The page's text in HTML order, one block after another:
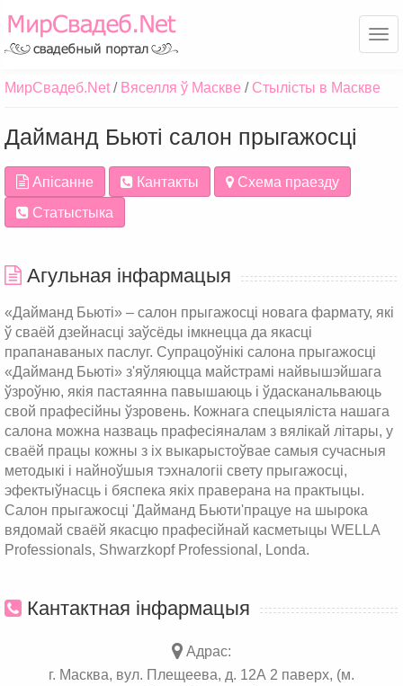
МирСвадеб.Net Вяселля ў Маскве Стылісты в Маскве
Дайманд Бьюті салон прыгажосці
Апісанне Кантакты
Схема праезду
Статыстыка
Агульная інфармацыя
«Дайманд Бьюті» – салон прыгажосці новага фармату, які
ў сваёй дзейнасці заўсёды імкнецца да якасці
прапанаваных паслуг. Супрацоўнікі салона прыгажосці
«Дайманд Бьюті» з'яўляюцца майстрамі найвышэйшага
ўзроўню, якія пастаянна павышаюць і ўдасканальваюць
свой прафесійны ўзровень. Кожнага спецыяліста нашага
салона можна назваць прафесіяналам з вялікай літары, у
сваёй працы кожны з іх выкарыстоўвае самыя сучасныя
методыкі і найноўшыя тэхналогіі свету прыгажосці,
эфектыўнасць і бяспека якіх праверана на практыцы.
Салон прыгажосці 'Дайманд Бьюти'працуе на шырока
вядомай сваёй якасцю прафесійнай касметыцы WELLA
Professionals, Shwarzkopf Professional, Londa.
Кантактная інфармацыя
Адрас:
г. Масква, вул. Плещеева, д. 12А 2 паверх, (м.